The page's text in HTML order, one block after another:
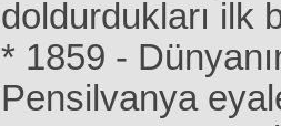
doldurdukları ilk
* 1859 -
Pensilvanya